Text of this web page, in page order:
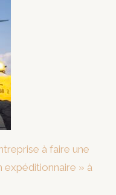
à faire une
expéditionnaire » à